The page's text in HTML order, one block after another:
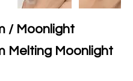
/ Moonlight
Melting Moonlight